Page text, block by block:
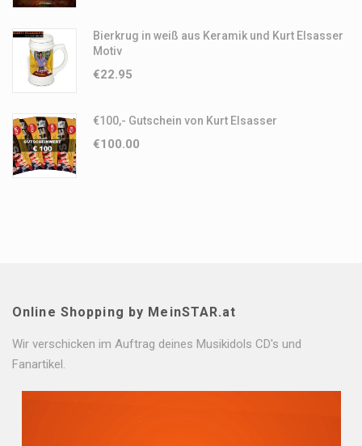
Bierkrug in weiß aus Keramik und Kurt Elsasser
Motiv
€22.95
€100,- Gutschein von Kurt Elsasser
€100.00
Online Shopping by MeinSTAR.at
Wir verschicken im Auftrag deines Musikidols CD's und
Fanartikel.